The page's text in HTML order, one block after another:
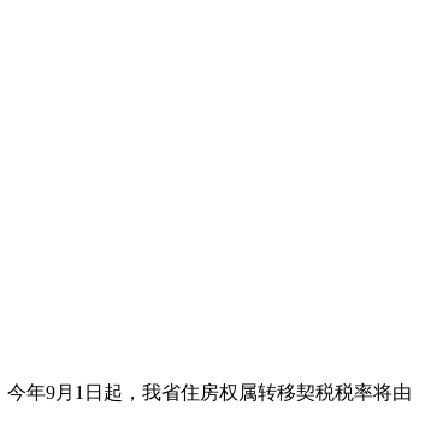
年9月1日起，我省住房权属转移契税税率将由